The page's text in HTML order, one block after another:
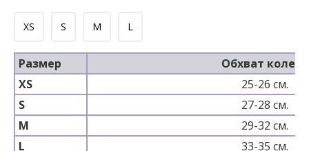
XS S M L
Размер
Обхват колена
XS
25-26 см.
S
27-28 см.
M
29-32 см.
L
33-35 см.